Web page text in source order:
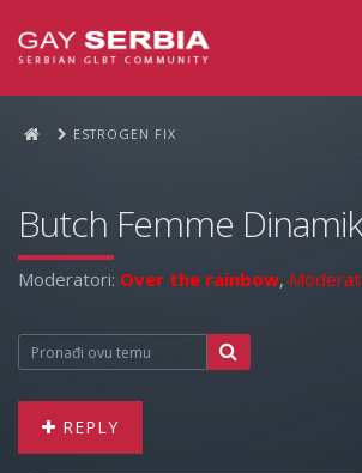
ESTROGEN FIX
Butch Femme
Moderatori: Over the rainbow,
REPLY